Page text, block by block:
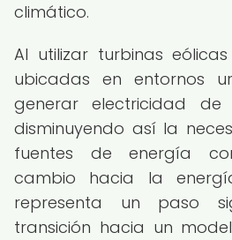
climático.
Al utilizar turbinas
ubicadas en entornos
generar electricidad de
disminuyendo así la
fuentes de energía
cambio hacia la
representa un paso
transición hacia un